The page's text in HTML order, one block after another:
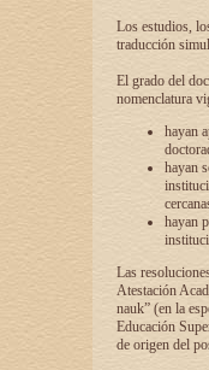
Los estudios,
traducción
El grado del
nomenclatura
hayan
hayan
hayan
Las
Atestación
nauk” (en la
Educación
de origen del